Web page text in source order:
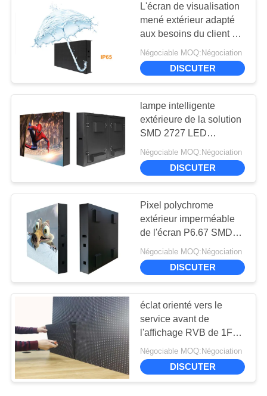
Affichage LED
transparent
8
Affichage à LED de
périmètre de stade
Affichage du tableau
de bord LED
10
L'écran de visualisation
mené extérieur adapté
aux besoins du client de
la taille P10 32*32
pointille avec la longue
vie
Négociable MOQ:Négociation
DISCUTER
lampe intelligente
extérieure de la solution
SMD 2727 LED
d'affichage orienté vers
le service avant de 8mm
Négociable MOQ:Négociation
DISCUTER
Pixel polychrome
extérieur imperméable
de l'écran P6.67 SMD
2727 RVB 22477dots/㎡
de LED
Négociable MOQ:Négociation
DISCUTER
éclat orienté vers le
service avant de
l'affichage RVB de 1FT *
de 1FT P10 SMD 7500
lentes
Négociable MOQ:Négociation
DISCUTER